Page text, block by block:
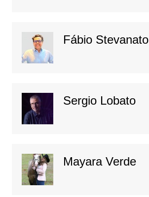
Fábio Stevanato
Sergio Lobato
Mayara Verde